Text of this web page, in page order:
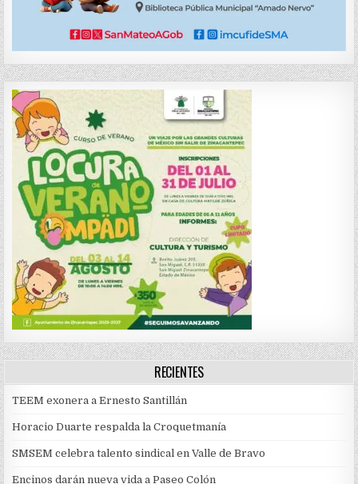
RECIENTES
TEEM exonera a Ernesto Santillán
Horacio Duarte respalda la Croquetmanía
SMSEM celebra talento sindical en Valle de Bravo
Encinos darán nueva vida a Paseo Colón